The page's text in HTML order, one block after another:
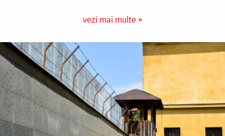
vezi mai multe »